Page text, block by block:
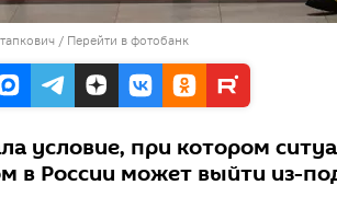
/ Перейти в фотобанк
условие, при котором
в России может выйти из-